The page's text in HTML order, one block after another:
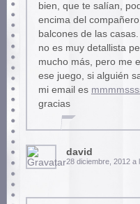
bien, que te salían,
encima del
balcones de las
no es muy detallista
mucho más, pero me
ese juego, si alguién
mi email es
gracias
david
28 diciembre, 2012 a